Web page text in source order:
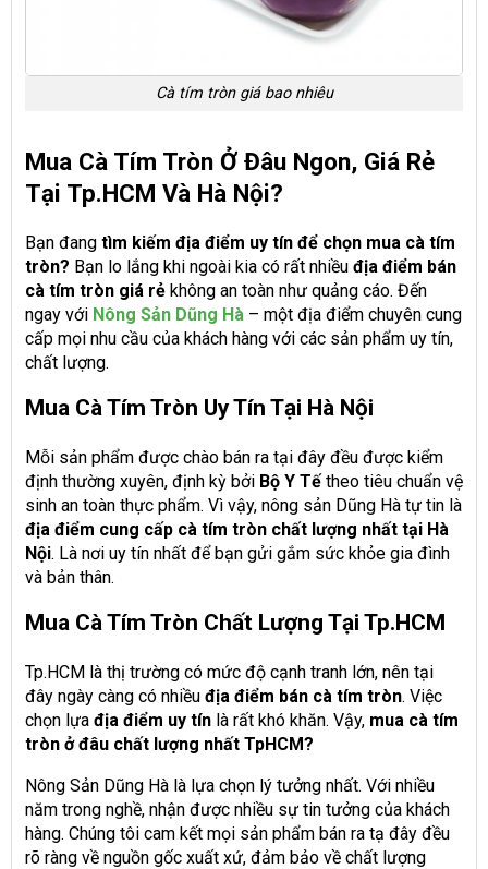
Cà tím tròn giá bao nhiêu
Mua Cà Tím Tròn Ở Đâu Ngon, Giá Rẻ
Tại Tp.HCM Và Hà Nội?
Bạn đang tìm kiếm địa điểm uy tín để chọn mua cà tím
tròn? Bạn lo lắng khi ngoài kia có rất nhiều địa điểm bán
cà tím tròn giá rẻ không an toàn như quảng cáo. Đến
ngay với Nông Sản Dũng Hà – một địa điểm chuyên cung
cấp mọi nhu cầu của khách hàng với các sản phẩm uy tín,
chất lượng.
Mua Cà Tím Tròn Uy Tín Tại Hà Nội
Mỗi sản phẩm được chào bán ra tại đây đều được kiểm
định thường xuyên, định kỳ bởi Bộ Y Tếtheo tiêu chuẩn vệ
sinh an toàn thực phẩm. Vì vậy, nông sản Dũng Hà tự tin là
địa điểm cung cấp cà tím tròn chất lượng nhất tại Hà
Nội. Là nơi uy tín nhất để bạn gửi gắm sức khỏe gia đình
và bản thân.
Mua Cà Tím Tròn Chất Lượng Tại Tp.HCM
Tp.HCM là thị trường có mức độ cạnh tranh lớn, nên tại
đây ngày càng có nhiều địa điểm bán cà tím tròn. Việc
chọn lựa địa điểm uy tín là rất khó khăn. Vậy, mua cà tím
tròn ở đâu chất lượng nhất TpHCM?
Nông Sản Dũng Hà là lựa chọn lý tưởng nhất. Với nhiều
năm trong nghề, nhận được nhiều sự tin tưởng của khách
hàng. Chúng tôi cam kết mọi sản phẩm bán ra tạ đây đều
rõ ràng về nguồn gốc xuất xứ, đảm bảo về chất lượng